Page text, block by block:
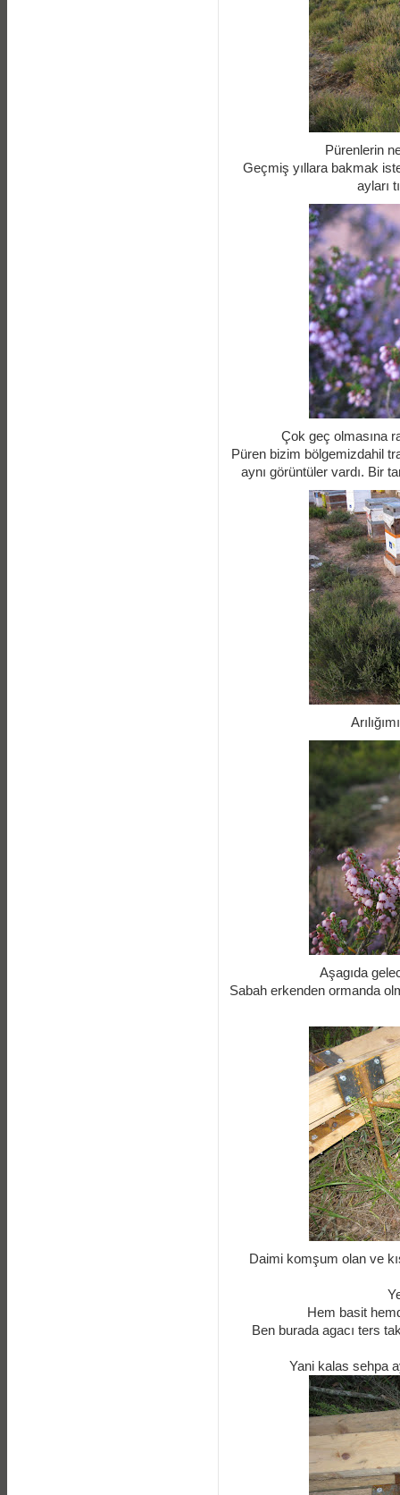
Pürenlerin
Geçmiş yıllara bakmak
ayları
Çok geç olmasına
Püren bizim bölgemizdahil
aynı görüntüler vardı. Bir
Aşagıda
Sabah erkenden ormanda
Daimi komşum olan ve
Hem basit
Ben burada agacı ters
Yani kalas sehpa